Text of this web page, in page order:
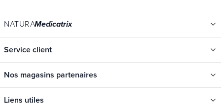
NATURAMedicatrix
Service client
Nos magasins partenaires
Liens utiles